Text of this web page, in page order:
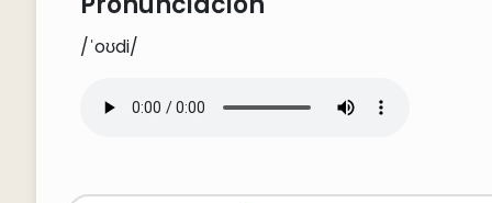
/ˈoʊdi/